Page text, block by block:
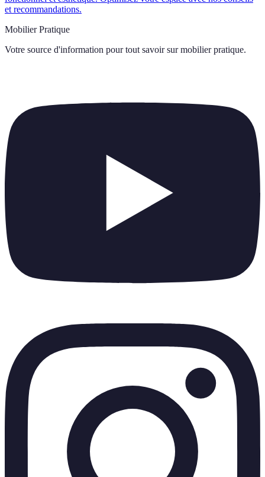
et recommandations.
Mobilier Pratique
Votre source d'information pour tout savoir sur mobilier pratique.